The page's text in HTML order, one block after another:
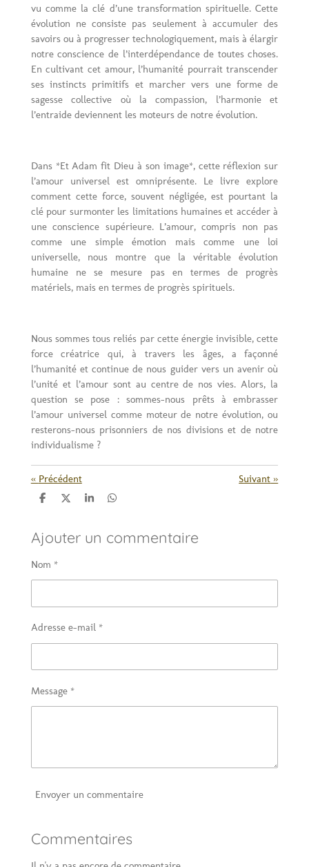
vu comme la clé d’une transformation spirituelle. Cette
évolution ne consiste pas seulement à accumuler des
savoirs ou à progresser technologiquement, mais à élargir
notre conscience de l’interdépendance de toutes choses.
En cultivant cet amour, l’humanité pourrait transcender
ses instincts primitifs et marcher vers une forme de
sagesse collective où la compassion, l’harmonie et
l’entraide deviennent les moteurs de notre évolution.
Dans *Et Adam fit Dieu à son image*, cette réflexion sur
l’amour universel est omniprésente. Le livre explore
comment cette force, souvent négligée, est pourtant la
clé pour surmonter les limitations humaines et accéder à
une conscience supérieure. L’amour, compris non pas
comme une simple émotion mais comme une loi
universelle, nous montre que la véritable évolution
humaine ne se mesure pas en termes de progrès
matériels, mais en termes de progrès spirituels.
Nous sommes tous reliés par cette énergie invisible, cette
force créatrice qui, à travers les âges, a façonné
l’humanité et continue de nous guider vers un avenir où
l’unité et l’amour sont au centre de nos vies. Alors, la
question se pose : sommes-nous prêts à embrasser
l’amour universel comme moteur de notre évolution, ou
resterons-nous prisonniers de nos divisions et de notre
individualisme ?
« Précédent Suivant »
P
t
a
e
P
t
a
P
a
P
t
a
Ajouter un commentaire
Nom *
Adresse e-mail *
Message *
Envoyer un commentaire
Commentaires